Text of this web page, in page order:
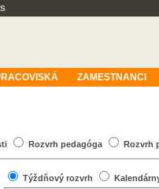
ZAMESTNANCI
Rozvrh pedagóga Rozvrh
Týždňový rozvrh